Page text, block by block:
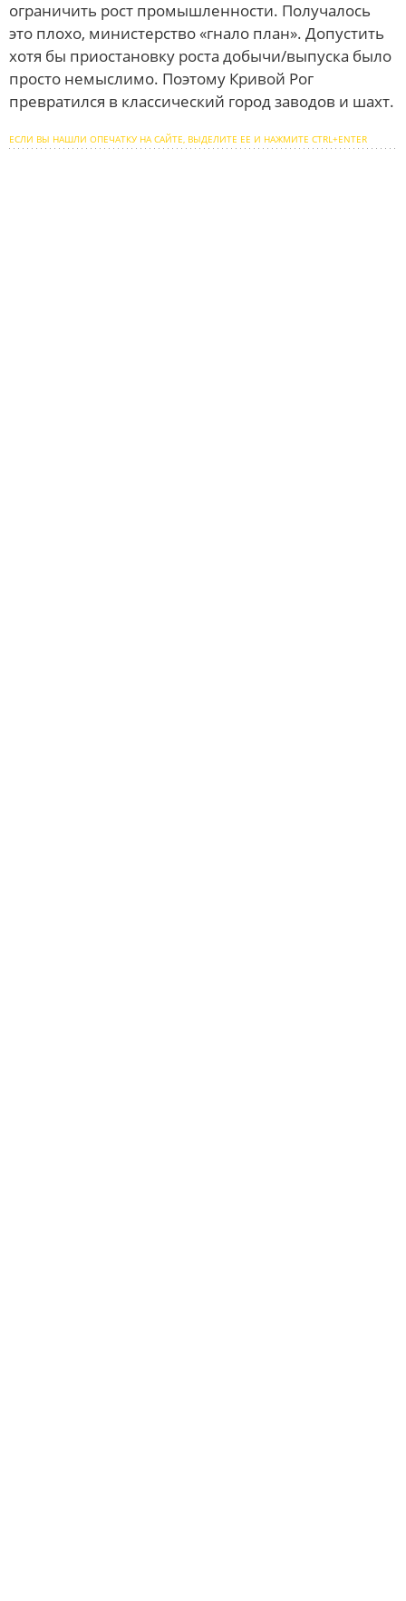
ограничить рост промышленности. Получалось
это плохо, министерство «гнало план». Допустить
хотя бы приостановку роста добычи/выпуска было
просто немыслимо. Поэтому Кривой Рог
превратился в классический город заводов и шахт.
ЕСЛИ ВЫ НАШЛИ ОПЕЧАТКУ НА САЙТЕ, ВЫДЕЛИТЕ ЕЕ И НАЖМИТЕ CTRL+ENTER